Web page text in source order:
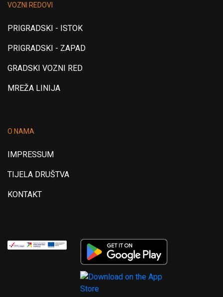
VOZNI REDOVI
PRIGRADSKI - ISTOK
PRIGRADSKI - ZAPAD
GRADSKI VOZNI RED
MREŽA LINIJA
O NAMA
IMPRESSUM
TIJELA DRUŠTVA
KONTAKT